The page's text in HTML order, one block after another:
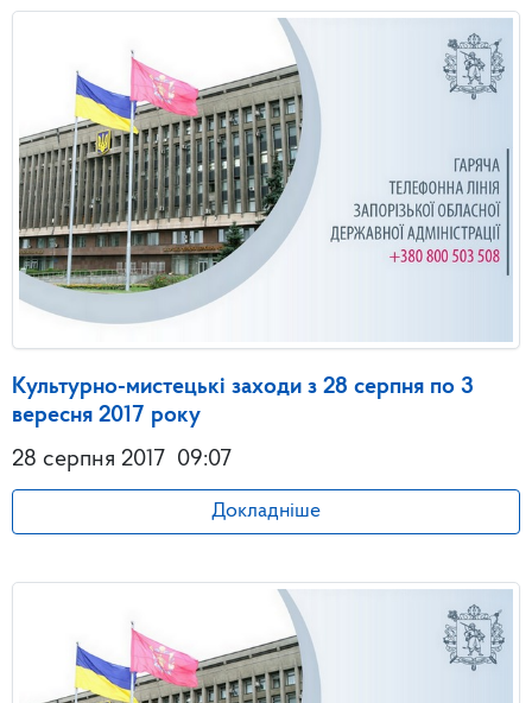
Культурно-мистецькі заходи з 28 серпня по 3
вересня 2017 року
28 серпня 2017 09:07
Докладніше